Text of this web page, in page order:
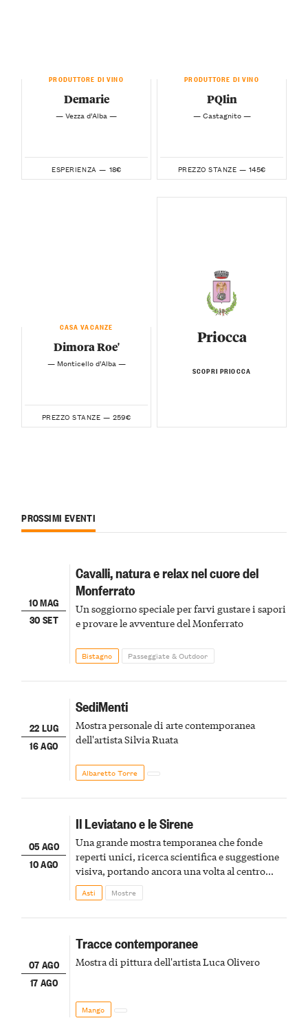
PRODUTTORE DI VINO
Demarie
— Vezza d’Alba —
ESPERIENZA — 18€
PRODUTTORE DI VINO
PQlin
— Castagnito —
PREZZO STANZE — 145€
CASA VACANZE
Dimora Roe'
— Monticello d’Alba —
PREZZO STANZE — 259€
Priocca
SCOPRI PRIOCCA
PROSSIMI EVENTI
10 MAG
30 SET
Cavalli, natura e relax nel cuore del
Monferrato
Un soggiorno speciale per farvi gustare i sapori
e provare le avventure del Monferrato
Bistagno Passeggiate & Outdoor
22 LUG
16 AGO
SediMenti
Mostra personale di arte contemporanea
dell'artista Silvia Ruata
Albaretto Torre
05 AGO
10 AGO
Il Leviatano e le Sirene
Una grande mostra temporanea che fonde
reperti unici, ricerca scientifica e suggestione
visiva, portando ancora una volta al centro
della scena le meraviglie del passato astigiano
Asti Mostre
07 AGO
17 AGO
Tracce contemporanee
Mostra di pittura dell'artista Luca Olivero
Mango